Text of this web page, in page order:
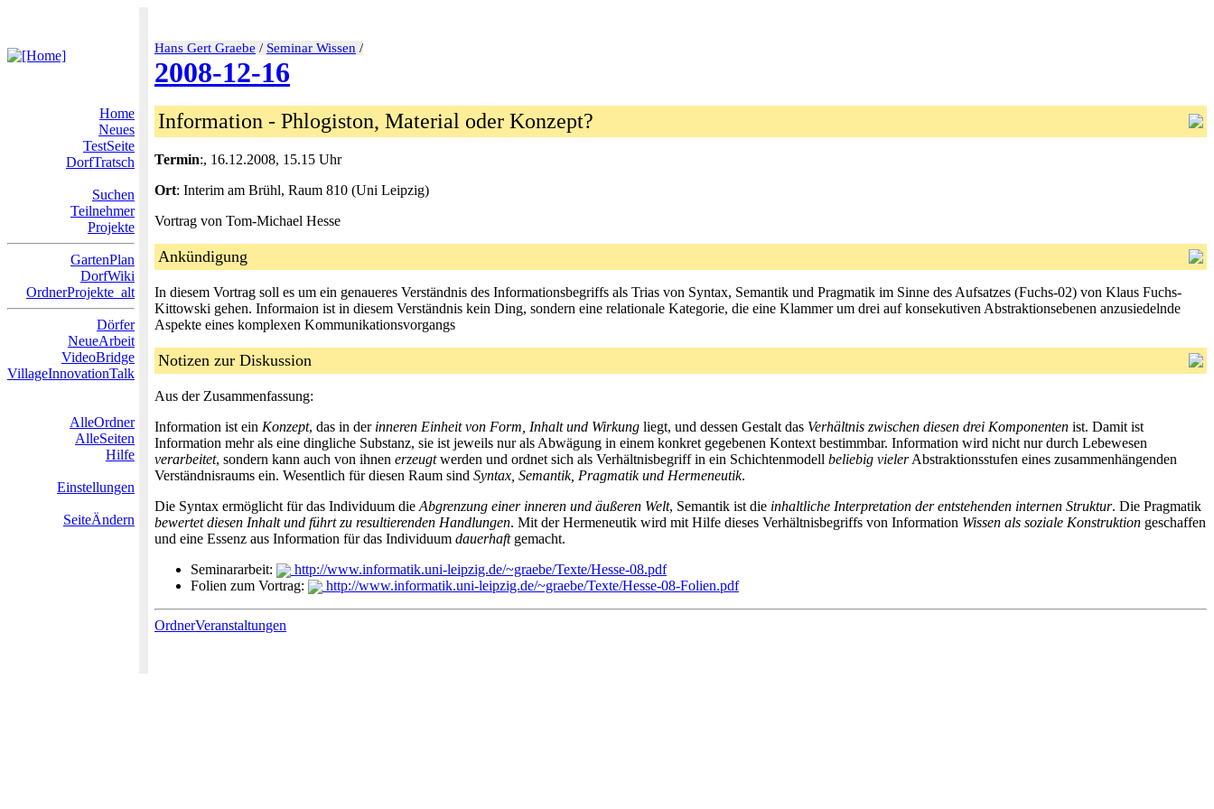
Hans Gert Graebe / Seminar Wissen /
2008-12-16
Home
Neues
TestSeite
DorfTratsch
Suchen
Teilnehmer
Projekte
GartenPlan
DorfWiki
OrdnerProjekte_alt
Dörfer
NeueArbeit
VideoBridge
VillageInnovationTalk
AlleOrdner
AlleSeiten
Hilfe
Einstellungen
SeiteÄndern
Information - Phlogiston, Material oder Konzept?
Termin:, 16.12.2008, 15.15 Uhr
Ort: Interim am Brühl, Raum 810 (Uni Leipzig)
Vortrag von Tom-Michael Hesse
Ankündigung
In diesem Vortrag soll es um ein genaueres Verständnis des Informationsbegriffs als Trias von Syntax, Semantik und Pragmatik im Sinne des Aufsatzes (Fuchs-02) von Klaus Fuchs-
Kittowski gehen. Informaion ist in diesem Verständnis kein Ding, sondern eine relationale Kategorie, die eine Klammer um drei auf konsekutiven Abstraktionsebenen anzusiedelnde
Aspekte eines komplexen Kommunikationsvorgangs
Notizen zur Diskussion
Aus der Zusammenfassung:
Information ist ein Konzept, das in der inneren Einheit von Form, Inhalt und Wirkung liegt, und dessen Gestalt das Verhältnis zwischen diesen drei Komponenten ist. Damit ist
Information mehr als eine dingliche Substanz, sie ist jeweils nur als Abwägung in einem konkret gegebenen Kontext bestimmbar. Information wird nicht nur durch Lebewesen
verarbeitet, sondern kann auch von ihnen erzeugtwerden und ordnet sich als Verhältnisbegriff in ein Schichtenmodell beliebig vielerAbstraktionsstufen eines zusammenhängenden
Verständnisraums ein. Wesentlich für diesen Raum sind Syntax, Semantik, Pragmatik und Hermeneutik.
Die Syntax ermöglicht für das Individuum die Abgrenzung einer inneren und äußeren Welt, Semantik ist die inhaltliche Interpretation der entstehenden internen Struktur. Die Pragmatik
bewertet diesen Inhalt und führt zu resultierenden Handlungen. Mit der Hermeneutik wird mit Hilfe dieses Verhältnisbegriffs von Information Wissen als soziale Konstruktion geschaffen
und eine Essenz aus Information für das Individuum dauerhaftgemacht.
Seminararbeit:
http://www.informatik.uni-leipzig.de/~graebe/Texte/Hesse-08.pdf
Folien zum Vortrag:
http://www.informatik.uni-leipzig.de/~graebe/Texte/Hesse-08-Folien.pdf
OrdnerVeranstaltungen